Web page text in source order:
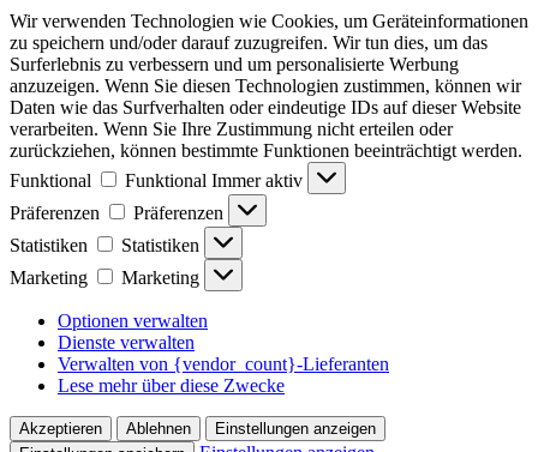
Wir verwenden Technologien wie Cookies, um Geräteinformationen
zu speichern und/oder darauf zuzugreifen. Wir tun dies, um das
Surferlebnis zu verbessern und um personalisierte Werbung
anzuzeigen. Wenn Sie diesen Technologien zustimmen, können wir
Daten wie das Surfverhalten oder eindeutige IDs auf dieser Website
verarbeiten. Wenn Sie Ihre Zustimmung nicht erteilen oder
zurückziehen, können bestimmte Funktionen beeinträchtigt werden.
Funktional
Funktional Immer aktiv
Präferenzen
Präferenzen
Statistiken
Statistiken
Marketing
Marketing
Optionen verwalten
Dienste verwalten
Verwalten von {vendor_count}-Lieferanten
Lese mehr über diese Zwecke
Akzeptieren Ablehnen
Einstellungen anzeigen